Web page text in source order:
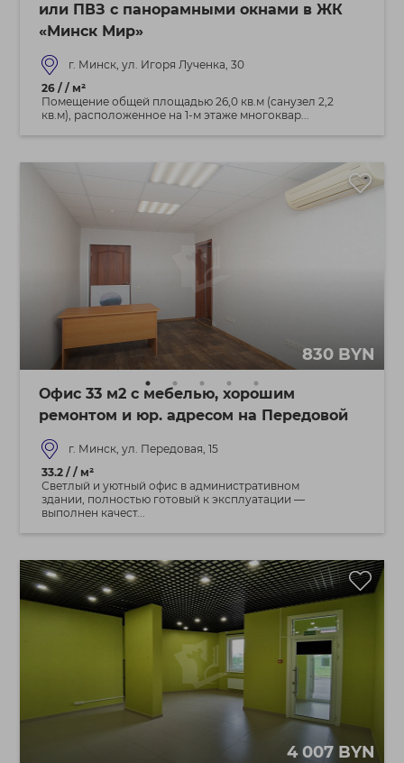
или ПВЗ с панорамными окнами в ЖК
«Минск Мир»
г. Минск, ул. Игоря Лученка, 30
26 / / м²
Помещение общей площадью 26,0 кв.м (санузел 2,2
кв.м), расположенное на 1-м этаже многоквар...
830 BYN
Офис 33 м2 с мебелью, хорошим
ремонтом и юр. адресом на Передовой
г. Минск, ул. Передовая, 15
33.2 / / м²
Светлый и уютный офис в административном
здании, полностью готовый к эксплуатации —
выполнен качест...
4 007 BYN